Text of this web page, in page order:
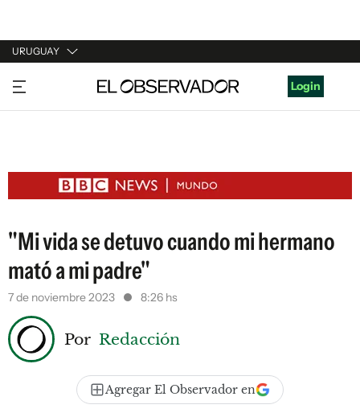
URUGUAY
URUGUAY
ARGENTINA
ESTADOS UNIDOS
Login
"Mi vida se detuvo cuando mi hermano
mató a mi padre"
7 de noviembre 2023 8:26 hs
Por Redacción
Agregar El Observador en